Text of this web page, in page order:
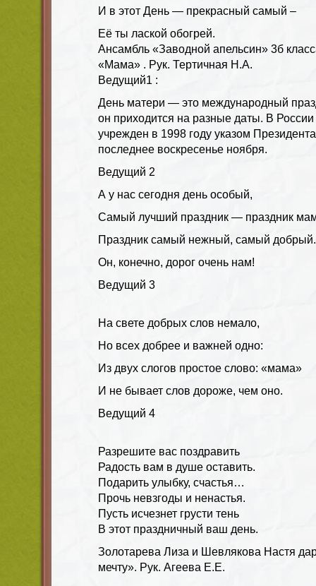
И в этот День — прекрасный самый –
Её ты лаской обогрей.
Ансамбль «Заводной апельсин» 3б
«Мама» . Рук. Тертичная Н.А.
Ведущий1 :
День матери — это международный
он приходится на разные даты. В
учрежден в 1998 году указом
последнее воскресенье ноября.
Ведущий 2
А у нас сегодня день особый,
Самый лучший праздник — праздник
Праздник самый нежный, самый добрый.
Он, конечно, дорог очень нам!
Ведущий 3
На свете добрых слов немало,
Но всех добрее и важней одно:
Из двух слогов простое слово: «мама»
И не бывает слов дороже, чем оно.
Ведущий 4
Разрешите вас поздравить
Радость вам в душе оставить.
Подарить улыбку, счастья…
Прочь невзгоды и ненастья.
Пусть исчезнет грусти тень
В этот праздничный ваш день.
Золотарева Лиза и Шевлякова Настя
мечту». Рук. Агеева Е.Е.